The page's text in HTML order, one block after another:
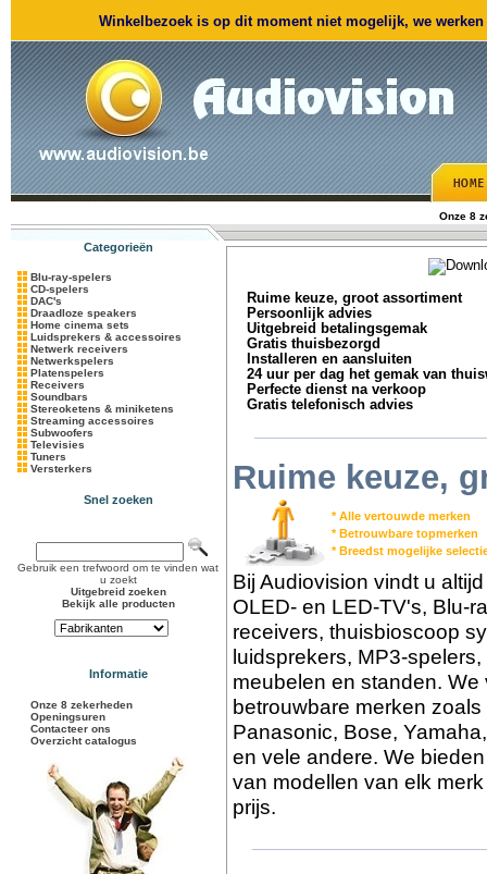
Winkelbezoek is op dit moment niet mogelijk, we
Onze 8
Categorieën
Blu-ray-spelers
CD-spelers
DAC's
Draadloze speakers
Home cinema sets
Luidsprekers & accessoires
Netwerk receivers
Netwerkspelers
Platenspelers
Receivers
Soundbars
Stereoketens & miniketens
Streaming accessoires
Subwoofers
Televisies
Tuners
Versterkers
Snel zoeken
Gebruik een trefwoord om te vinden wat
u zoekt
Uitgebreid zoeken
Bekijk alle producten
Informatie
Onze 8 zekerheden
Openingsuren
Contacteer ons
Overzicht catalogus
Ruime keuze, groot assortiment
Persoonlijk advies
Uitgebreid betalingsgemak
Gratis thuisbezorgd
Installeren en aansluiten
24 uur per dag het gemak van
Perfecte dienst na verkoop
Gratis telefonisch advies
Ruime keuze,
* Alle vertouwde merken
* Betrouwbare topmerken
* Breedst mogelijke
Bij Audiovision vindt u
OLED- en LED-TV's, Blu-
receivers, thuisbioscoop
luidsprekers, MP3-
meubelen en standen.
betrouwbare merken
Panasonic, Bose,
en vele andere. We
van modellen van elk
prijs.